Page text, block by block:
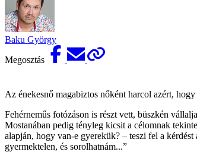
Baku György
Megosztás
Az énekesnő magabiztos nőként harcol azért,
Fehérneműs fotózáson is részt vett, büszkén
Mostanában pedig tényleg kicsit a célomnak
alapján, hogy van-e gyerekük? – teszi fel a
gyermektelen, és sorolhatnám...”